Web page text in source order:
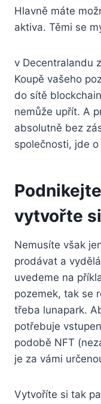
Hlavně máte
aktiva. Těmi se
v Decentralandu
Koupě vašeho
do sítě
nemůže upřít. A
absolutně bez
společnosti, jde
vytvořte
Nemusíte však
prodávat a
uvedeme na
pozemek, tak se
třeba lunapark.
potřebuje
podobě NFT
je za vámi
Vytvoříte si tak